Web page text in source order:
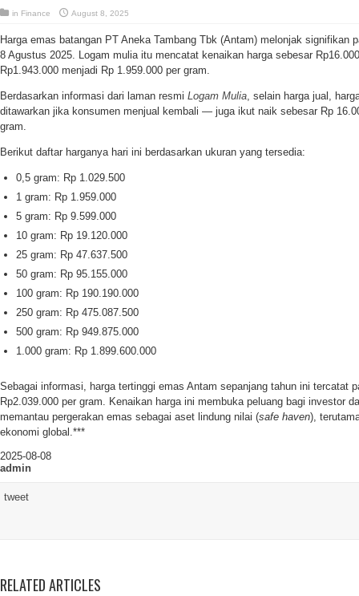
in Finance August 8, 2025
Harga emas batangan PT Aneka Tambang Tbk (Antam) melonjak signifikan
8 Agustus 2025. Logam mulia itu mencatat kenaikan harga sebesar
Rp1.943.000 menjadi Rp 1.959.000 per gram.
Berdasarkan informasi dari laman resmi Logam Mulia, selain harga jual,
ditawarkan jika konsumen menjual kembali — juga ikut naik sebesar Rp
gram.
Berikut daftar harganya hari ini berdasarkan ukuran yang tersedia:
0,5 gram: Rp 1.029.500
1 gram: Rp 1.959.000
5 gram: Rp 9.599.000
10 gram: Rp 19.120.000
25 gram: Rp 47.637.500
50 gram: Rp 95.155.000
100 gram: Rp 190.190.000
250 gram: Rp 475.087.500
500 gram: Rp 949.875.000
1.000 gram: Rp 1.899.600.000
Sebagai informasi, harga tertinggi emas Antam sepanjang tahun ini tercatat
Rp2.039.000 per gram. Kenaikan harga ini membuka peluang bagi investor
memantau pergerakan emas sebagai aset lindung nilai (safe haven),
ekonomi global.***
2025-08-08
admin
tweet
RELATED ARTICLES